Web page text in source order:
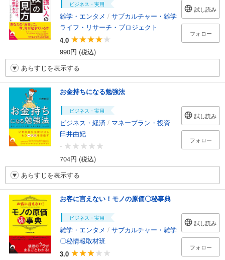
ビジネス・実用
雑学・エンタメ / サブカルチャー・雑学
ライフ・リサーチ・プロジェクト
4.0
990円 (税込)
試し読み
フォロー
あらすじを表示する
お金持ちになる勉強法
ビジネス・実用
ビジネス・経済 / マネープラン・投資
臼井由妃
-
704円 (税込)
試し読み
フォロー
あらすじを表示する
お客に言えない！モノの原価〇秘事典
ビジネス・実用
雑学・エンタメ / サブカルチャー・雑学
〇秘情報取材班
3.0
試し読み
フォロー